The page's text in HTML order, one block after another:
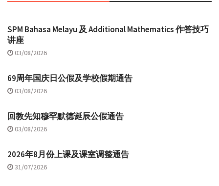
SPM Bahasa Melayu 及 Additional Mathematics 作答技巧
讲座
03/08/2026
69周年国庆日公假及学校假期通告
03/08/2026
回教先知穆罕默德诞辰公假通告
03/08/2026
2026年8月份上课及课室调整通告
31/07/2026